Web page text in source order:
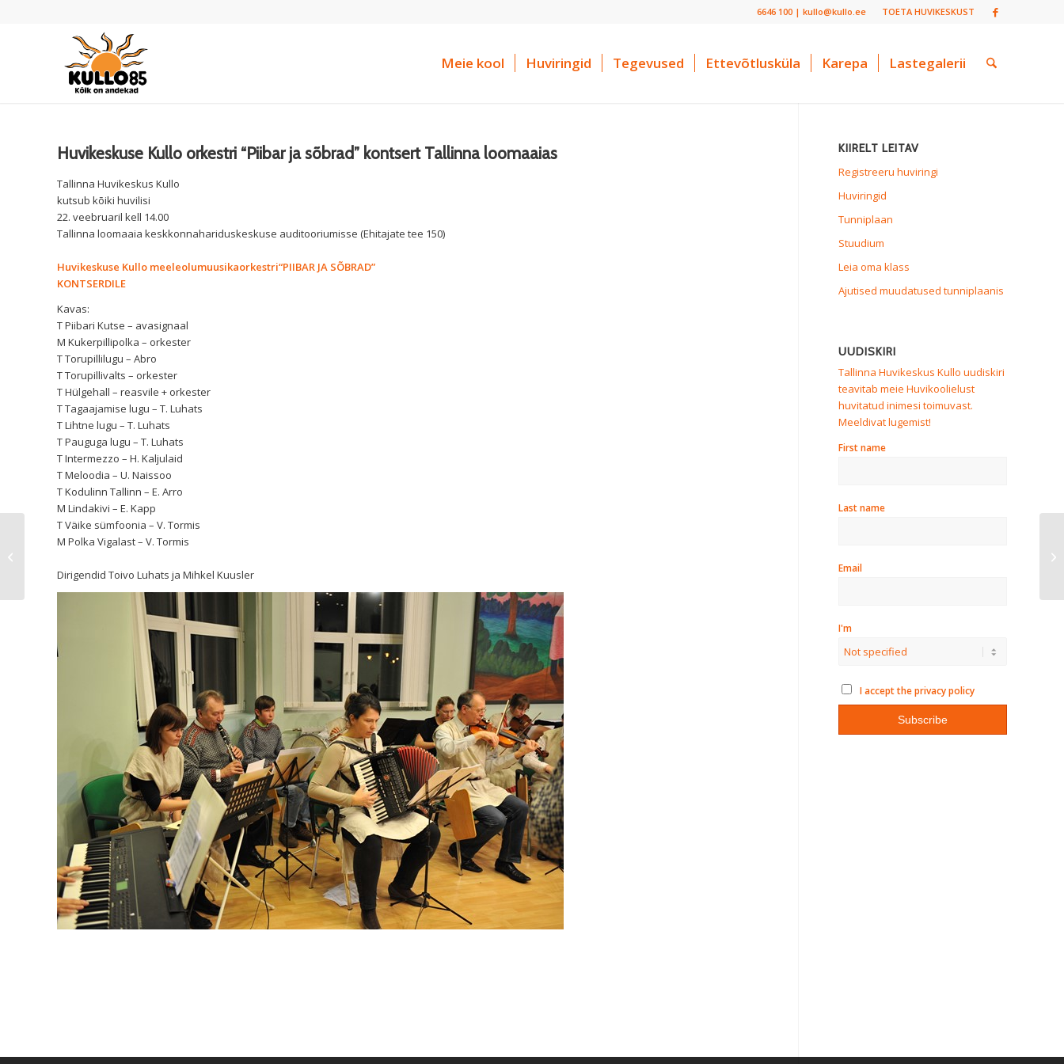
TOETA HUVIKESKUST
6646 100 | kullo@kullo.ee
Meie kool Huviringid Tegevused Ettevõtlusküla Karepa Lastegalerii
Huvikeskuse Kullo orkestri “Piibar ja sõbrad” kontsert Tallinna loomaaias
Tallinna Huvikeskus Kullo
kutsub kõiki huvilisi
22. veebruaril kell 14.00
Tallinna loomaaia keskkonnahariduskeskuse auditooriumisse (Ehitajate tee 150)
Huvikeskuse Kullo meeleolumuusikaorkestri“PIIBAR JA SÕBRAD”
KONTSERDILE
Kavas:
T Piibari Kutse – avasignaal
M Kukerpillipolka – orkester
T Torupillilugu – Abro
T Torupillivalts – orkester
T Hülgehall – reasvile + orkester
T Tagaajamise lugu – T. Luhats
T Lihtne lugu – T. Luhats
T Pauguga lugu – T. Luhats
T Intermezzo – H. Kaljulaid
T Meloodia – U. Naissoo
T Kodulinn Tallinn – E. Arro
M Lindakivi – E. Kapp
T Väike sümfoonia – V. Tormis
M Polka Vigalast – V. Tormis
Dirigendid Toivo Luhats ja Mihkel Kuusler
KIIRELT LEITAV
Registreeru huviringi
Huviringid
Tunniplaan
Stuudium
Leia oma klass
Ajutised muudatused tunniplaanis
UUDISKIRI
Tallinna Huvikeskus Kullo uudiskiri
teavitab meie Huvikoolielust
huvitatud inimesi toimuvast.
Meeldivat lugemist!
First name
Last name
Email
I'm
I accept the privacy policy
Huvikeskuse Kullo tantsuansambel
Reaalgü...